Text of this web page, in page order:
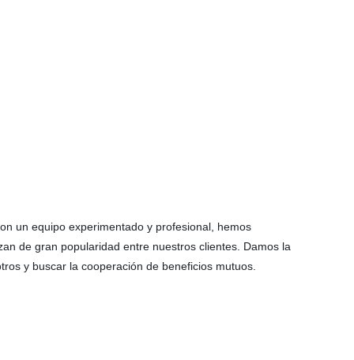
un equipo experimentado y profesional, hemos
de gran popularidad entre nuestros clientes. Damos la
y buscar la cooperación de beneficios mutuos.